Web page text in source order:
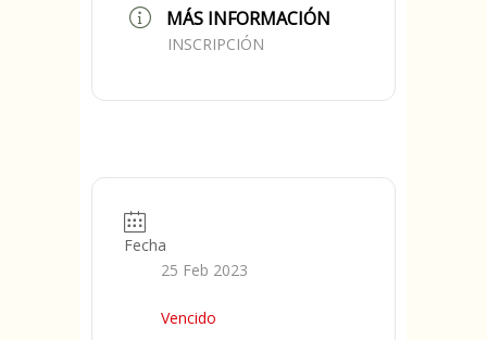
MÁS INFORMACIÓN
INSCRIPCIÓN
Fecha
25 Feb 2023
Vencido